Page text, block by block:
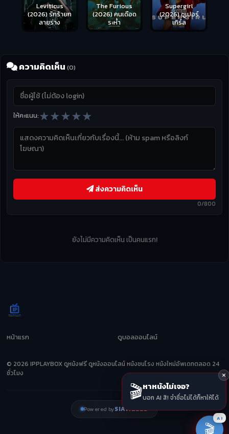
Leviticus
(2026) รักร้ายก
ลายร่าง
The Furious
(2026) คนเดือด
ระห่ำ
Supergirl
(2026) ซูเปอร์
เกิร์ล
ความคิดเห็น (0)
ให้คะแนน:★★★★★
0/800
ส่งความคิดเห็น
ยังไม่มีความคิดเห็น เป็นคนแรก!
หน้าแรก ดูบอลออนไลน์
© 2026 IPPLAYBOX ดูหนังฟรี ดูหนังออนไลน์ หนังชนโรง หนังใหม่อัพเดทตลอด 24
ชั่วโมง
Powered bySIAMZEED
🎬หาหนังไม่เจอ?
บอก AI สิ! จำชื่อไม่ได้ก็หาให้ได้
🎬
AI